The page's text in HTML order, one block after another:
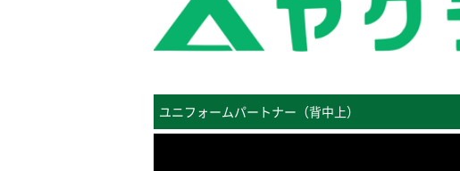
ユニフォームパートナー（背中上）